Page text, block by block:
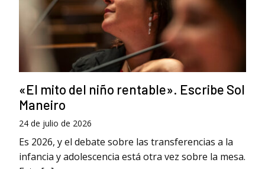
«El mito del niño rentable». Escribe Sol
Maneiro
24 de julio de 2026
Es 2026, y el debate sobre las transferencias a la
infancia y adolescencia está otra vez sobre la mesa.